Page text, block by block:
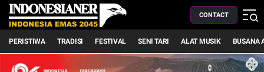
CONTACT
PERISTIWA TRADISI FESTIVAL SENI TARI ALAT MUSIK BUSANA